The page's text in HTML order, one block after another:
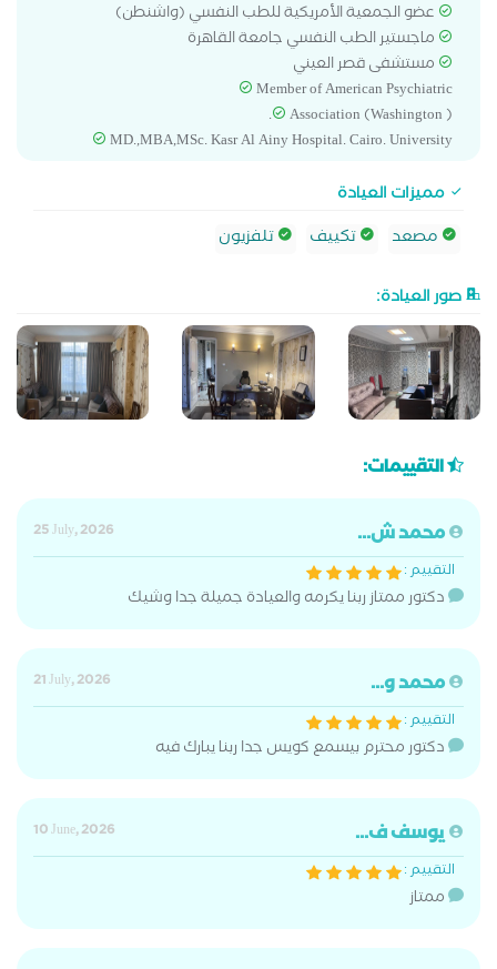
عضو الجمعية الأمريكية للطب النفسي (واشنطن)
ماجستير الطب النفسي جامعة القاهرة
مستشفى قصر العيني
Member of American Psychiatric
Association (Washington ).
MD.,MBA,MSc. Kasr Al Ainy Hospital. Cairo. University
مميزات العيادة
مصعد
تكييف تلفزيون
صور العيادة:
التقييمات:
محمد ش...
25 July, 2026
التقييم :
دكتور ممتاز ربنا يكرمه والعيادة جميلة جدا وشيك
محمد و...
21 July, 2026
التقييم :
دكتور محترم بيسمع كويس جدا ربنا يبارك فيه
يوسف ف...
10 June, 2026
التقييم :
ممتاز